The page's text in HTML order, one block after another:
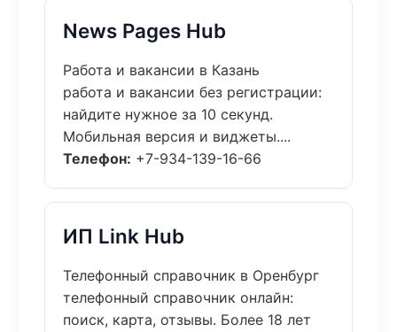
News Pages Hub
Работа и вакансии в Казань
работа и вакансии без регистрации:
найдите нужное за 10 секунд.
Мобильная версия и виджеты....
Телефон: +7-934-139-16-66
ИП Link Hub
Телефонный справочник в Оренбург
телефонный справочник онлайн:
поиск, карта, отзывы. Более 18 лет